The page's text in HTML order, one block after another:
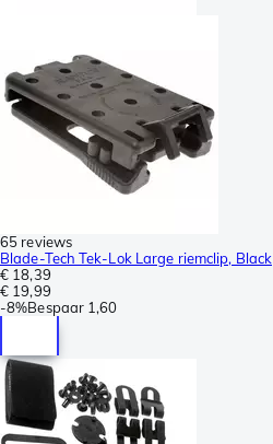
65 reviews
Blade-Tech Tek-Lok Large riemclip, Black
€ 18,39
€ 19,99
-8%Bespaar 1,60